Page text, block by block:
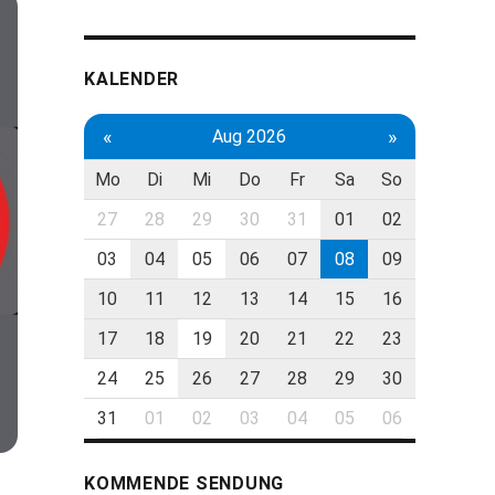
KALENDER
« Aug 2026 »
Mo Di Mi Do Fr Sa
So
27
28 29 30 31 01
02
03
04 05 06 07 08
09
10
11 12 13 14 15
16
17
18 19 20 21 22
23
24
25 26 27 28 29
30
31
01 02 03 04 05 06
KOMMENDE SENDUNG